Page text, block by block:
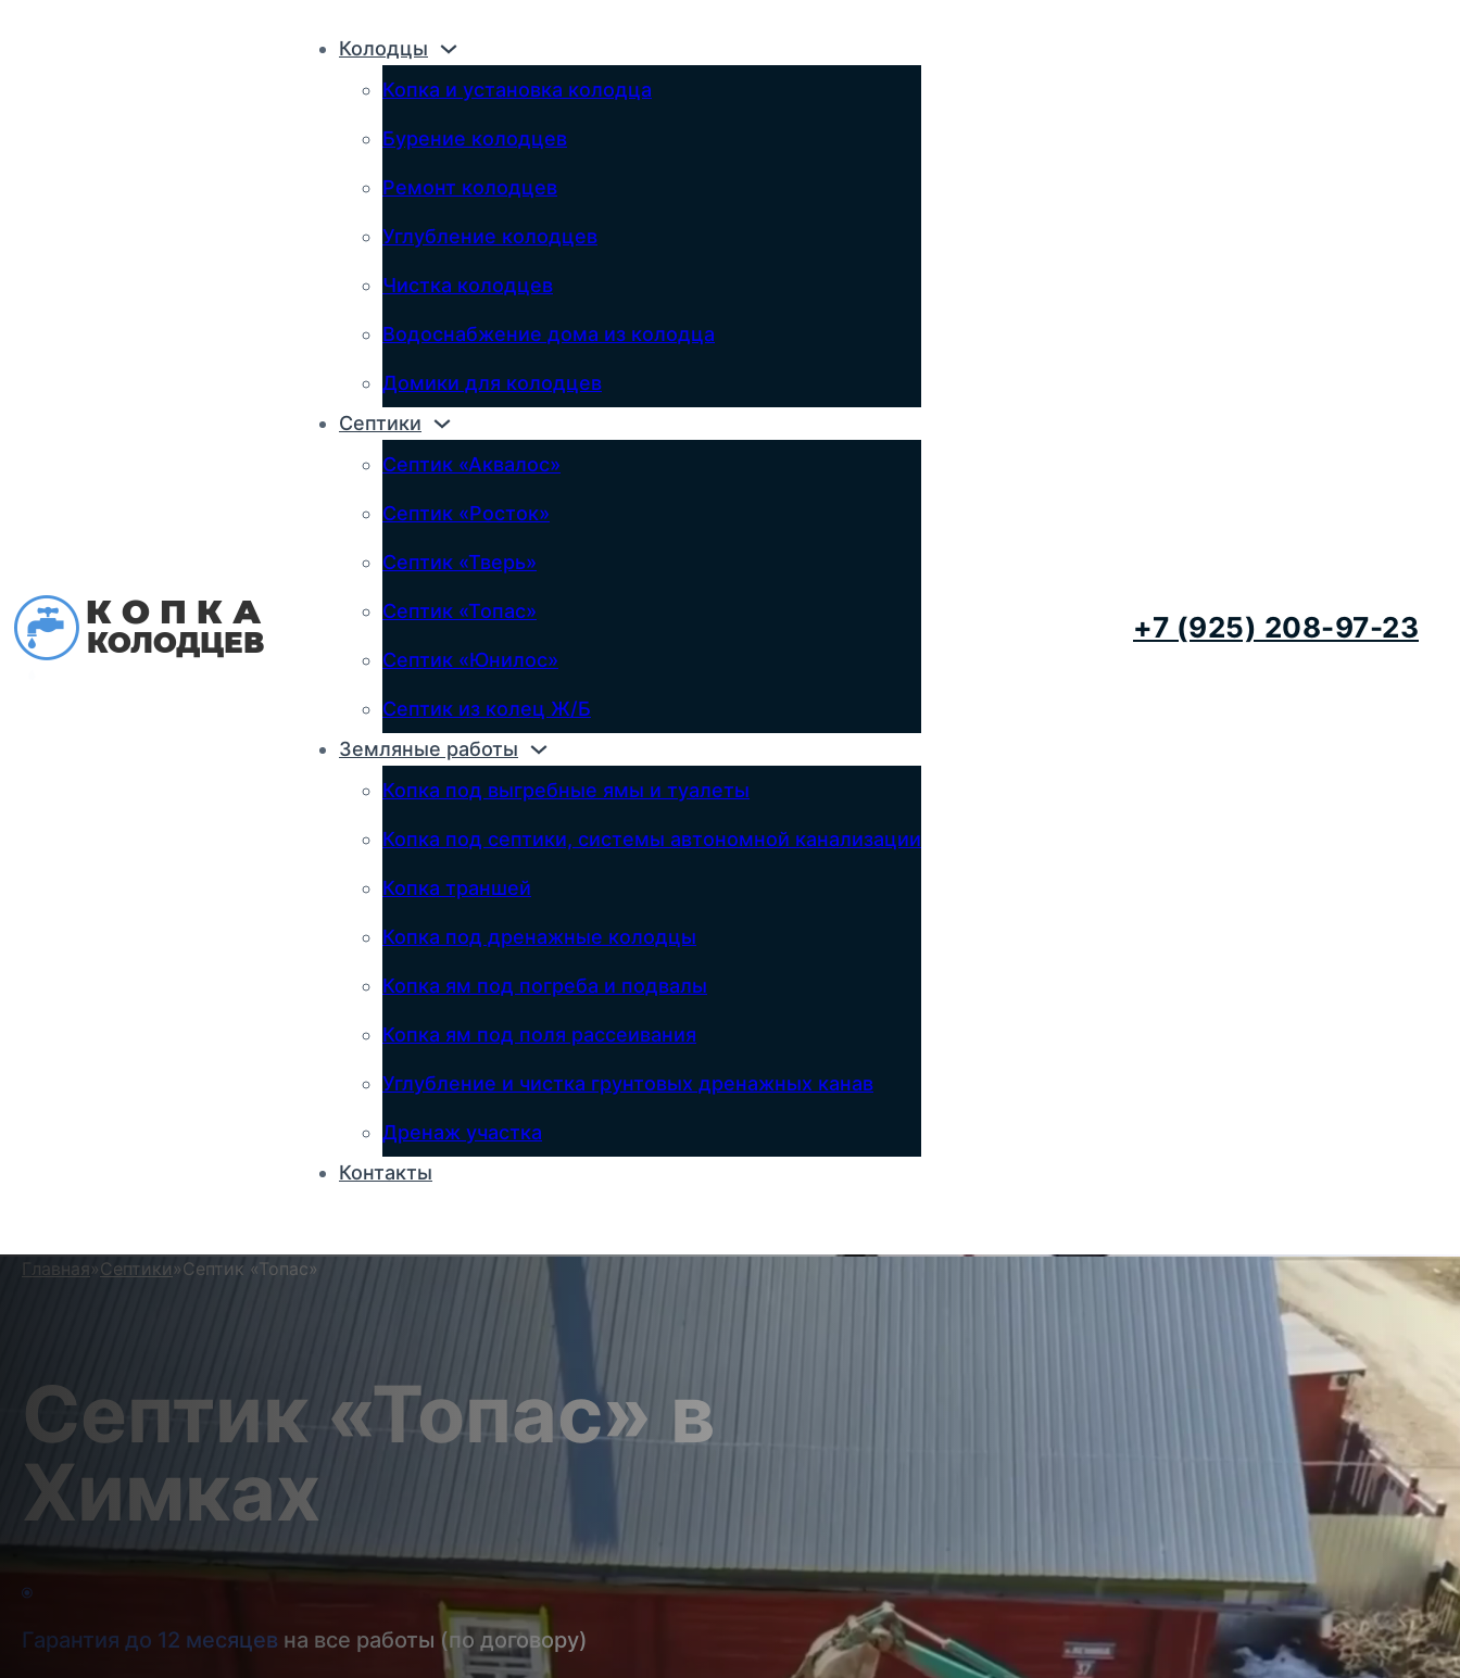
Колодцы
Копка и установка колодца
Бурение колодцев
Ремонт колодцев
Углубление колодцев
Чистка колодцев
Водоснабжение дома из колодца
Домики для колодцев
Септики
Септик «Аквалос»
Септик «Росток»
Септик «Тверь»
Септик «Топас»
Септик «Юнилос»
Септик из колец Ж/Б
Земляные работы
Копка под выгребные ямы и туалеты
Копка под септики, системы автономной канализации
Копка траншей
Копка под дренажные колодцы
Копка ям под погреба и подвалы
Копка ям под поля рассеивания
Углубление и чистка грунтовых дренажных канав
Дренаж участка
Контакты
+7 (925) 208-97-23
Главная »Септики»Септик «Топас»
Септик «Топас» в
Химках
Гарантия до 12 месяцев на все работы (по договору)